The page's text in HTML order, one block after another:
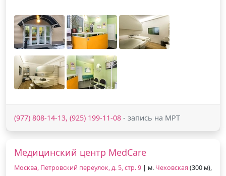
(977) 808-14-13, (925) 199-11-08 - запись на МРТ
Медицинский центр MedCare
Москва, Петровский переулок, д. 5, стр. 9 | м. Чеховская (300 м),